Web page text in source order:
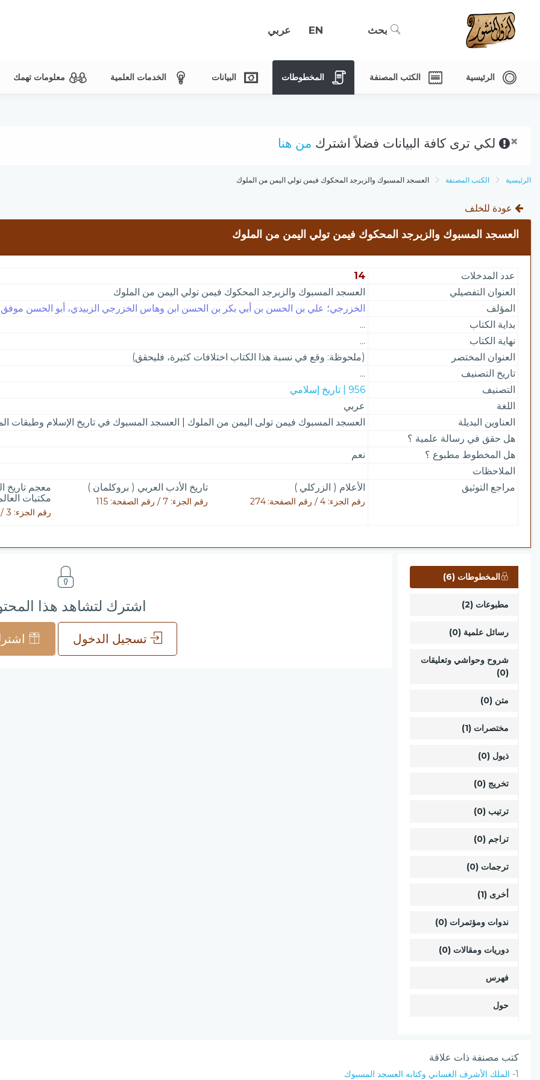
بحث EN عربي
الرئيسية الكتب المصنفة المخطوطات البيانات الخدمات العلمية معلومات تهمك
× لكي ترى كافة البيانات فضلاً اشترك من هنا
الرئيسية الكتب المصنفة العسجد المسبوك والزبرجد المحكوك فيمن تولي اليمن من الملوك
عودة للخلف
العسجد المسبوك والزبرجد المحكوك فيمن تولي اليمن من الملوك
عدد المدخلات
14
العنوان التفصيلي
العسجد المسبوك والزبرجد المحكوك فيمن تولي اليمن من الملوك
المؤلف
الخزرجي؛ علي بن الحسن بن أبي بكر بن الحسن ابن وهاس الخزرجي الزبيدي، أبو الحسن موفق
بداية الكتاب
...
نهاية الكتاب
...
العنوان المختصر
(ملحوظة: وقع في نسبة هذا الكتاب اختلافات كثيرة، فليحقق)
تاريخ التصنيف
...
التصنيف
956 | تاريخ إسلامي
اللغة
عربي
العناوين البديلة
العسجد المسبوك فيمن تولى اليمن من الملوك العسجد المسبوك في تاريخ الإسلام وطبقات
هل حقق في رسالة علمية ؟
هل المخطوط مطبوع ؟
نعم
الملاحظات
مراجع التوثيق
الأعلام ( الزركلي )
رقم الجزء: 4 / رقم الصفحة: 274
تاريخ الأدب العربي ( بروكلمان )
رقم الجزء: 7 / رقم الصفحة: 115
معجم تاريخ
مكتبات
رقم الجزء: 3 / رقم الصفحة: 2025
المخطوطات (6)
مطبوعات (2)
رسائل علمية (0)
شروح وحواشي وتعليقات
(0)
متن (0)
مختصرات (1)
ذيول (0)
تخريج (0)
ترتيب (0)
تراجم (0)
ترجمات (0)
أخرى (1)
ندوات ومؤتمرات (0)
دوريات ومقالات (0)
فهرس
حول
اشترك لتشاهد هذا
تسجيل الدخول
كتب مصنفة ذات علاقة
1- الملك الأشرف الغساني وكتابه العسجد المسبوك